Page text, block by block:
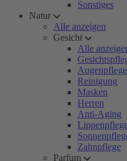
Sonstiges
Natur
Alle anzeigen
Gesicht
Alle
Augenpflege
Reinigung
Masken
Herren
Anti-Aging
Zahnpflege
Parfum